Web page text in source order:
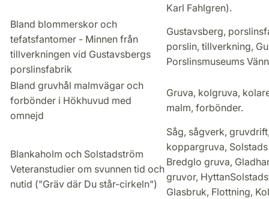
Karl Fahlgren).
Bland blommerskor och
tefatsfantomer - Minnen från
tillverkningen vid Gustavsbergs
porslinsfabrik
Gustavsberg,
porslin, tillverkning,
Porslinsmuseums
Bland gruvhål malmvägar och
forbönder i Hökhuvud med
omnejd
Gruva, kolgruva,
malm, forbönder.
Blankaholm och Solstadström
Veteranstudier om svunnen tid och
nutid ("Gräv där Du står-cirkeln")
Såg, sågverk,
koppargruva,
Bredglo gruva,
gruvor,
Glasbruk, Flottning,